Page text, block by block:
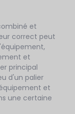
et
correct peut
et
principal
d'un palier
et
une certaine